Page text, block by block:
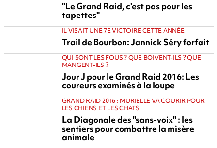
"Le Grand Raid, c'est pas pour les
tapettes"
IL VISAIT UNE 7E VICTOIRE CETTE ANNÉE
Trail de Bourbon: Jannick Séry forfait
QUI SONT LES FOUS ? QUE BOIVENT-ILS ? QUE
MANGENT-ILS ?
Jour J pour le Grand Raid 2016: Les
coureurs examinés à la loupe
GRAND RAID 2016 : MURIELLE VA COURIR POUR
LES CHIENS ET LES CHATS
La Diagonale des "sans-voix" : les
sentiers pour combattre la misère
animale